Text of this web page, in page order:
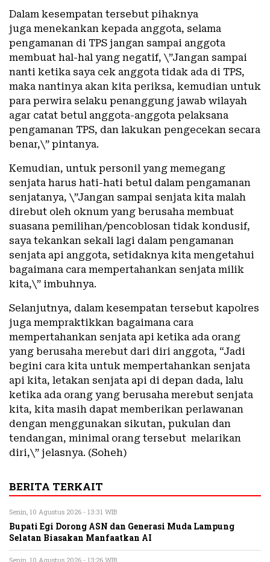
Dalam kesempatan tersebut pihaknya
juga menekankan kepada anggota, selama
pengamanan di TPS jangan sampai anggota
membuat hal-hal yang negatif, \”Jangan sampai
nanti ketika saya cek anggota tidak ada di TPS,
maka nantinya akan kita periksa, kemudian untuk
para perwira selaku penanggung jawab wilayah
agar catat betul anggota-anggota pelaksana
pengamanan TPS, dan lakukan pengecekan secara
benar,\” pintanya.
Kemudian, untuk personil yang memegang
senjata harus hati-hati betul dalam pengamanan
senjatanya, \”Jangan sampai senjata kita malah
direbut oleh oknum yang berusaha membuat
suasana pemilihan/pencoblosan tidak kondusif,
saya tekankan sekali lagi dalam pengamanan
senjata api anggota, setidaknya kita mengetahui
bagaimana cara mempertahankan senjata milik
kita,\” imbuhnya.
Selanjutnya, dalam kesempatan tersebut kapolres
juga mempraktikkan bagaimana cara
mempertahankan senjata api ketika ada orang
yang berusaha merebut dari diri anggota, “Jadi
begini cara kita untuk mempertahankan senjata
api kita, letakan senjata api di depan dada, lalu
ketika ada orang yang berusaha merebut senjata
kita, kita masih dapat memberikan perlawanan
dengan menggunakan sikutan, pukulan dan
tendangan, minimal orang tersebut melarikan
diri,\” jelasnya. (Soheh)
BERITA TERKAIT
Senin, 10 Agustus 2026 - 13:31 WIB
Bupati Egi Dorong ASN dan Generasi Muda Lampung
Selatan Biasakan Manfaatkan AI
Senin, 10 Agustus 2026 - 13:26 WIB